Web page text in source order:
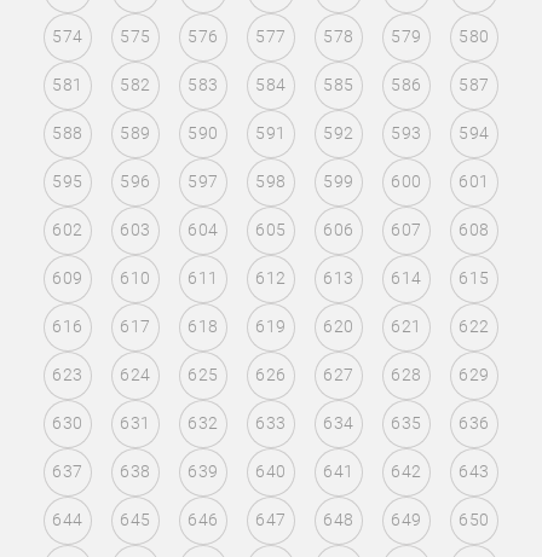
574 575 576 577 578 579 580
581 582 583 584 585 586 587
588 589 590 591 592 593 594
595 596 597 598 599 600 601
602 603 604 605 606 607 608
609 610 611 612 613 614 615
616 617 618 619 620 621 622
623 624 625 626 627 628 629
630 631 632 633 634 635 636
637 638 639 640 641 642 643
644 645 646 647 648 649 650